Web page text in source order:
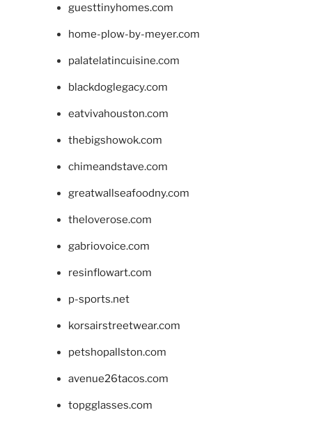
guesttinyhomes.com
home-plow-by-meyer.com
palatelatincuisine.com
blackdoglegacy.com
eatvivahouston.com
thebigshowok.com
chimeandstave.com
greatwallseafoodny.com
theloverose.com
gabriovoice.com
resinflowart.com
p-sports.net
korsairstreetwear.com
petshopallston.com
avenue26tacos.com
topgglasses.com